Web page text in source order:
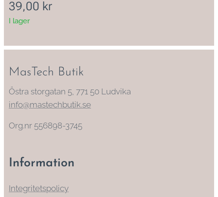
39,00 kr
I lager
MasTech Butik
Östra storgatan 5, 771 50 Ludvika
info@mastechbutik.se
Org.nr 556898-3745
Information
Integritetspolicy